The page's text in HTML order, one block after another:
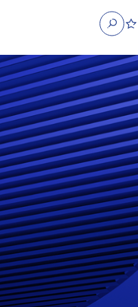
Search
Management jobs